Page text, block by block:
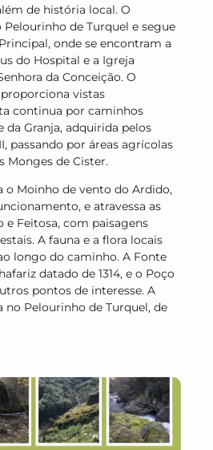
de história local. O
de Turquel e segue
onde se encontram a
do Hospital e a Igreja
da Conceição. O
vistas
continua por caminhos
da Granja, adquirida pelos
passando por áreas agrícolas
Monges de Cister.
o Moinho de vento do Ardido,
e atravessa as
e Feitosa, com paisagens
A fauna e a flora locais
longo do caminho. A Fonte
datado de 1314, e o Poço
pontos de interesse. A
Pelourinho de Turquel, de